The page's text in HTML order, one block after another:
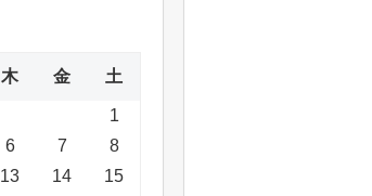
木 金 土
1
6 7
8
13 14
15